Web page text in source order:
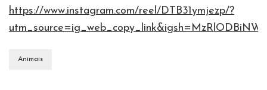
https://www.instagram.com/reel/DTB31ymjezp/?
Animais